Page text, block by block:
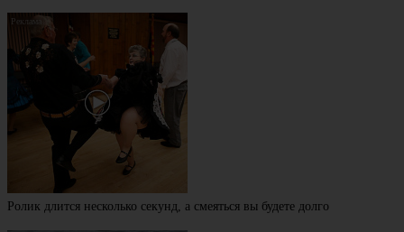
Ролик длится несколько секунд, а смеяться вы будете долго